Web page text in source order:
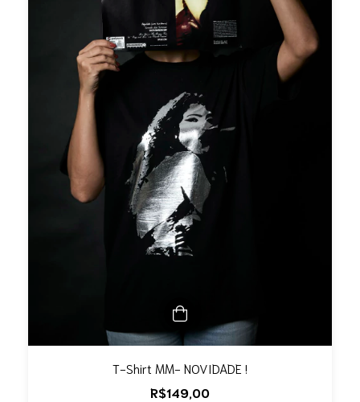
T-Shirt MM- NOVIDADE !
R$149,00